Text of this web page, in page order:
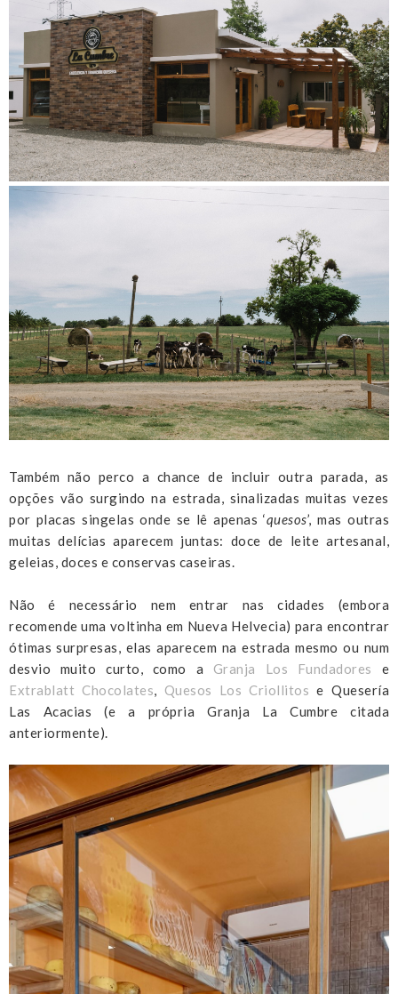
Também não perco a chance de incluir outra parada, as
opções vão surgindo na estrada, sinalizadas muitas vezes
por placas singelas onde se lê apenas ‘quesos’, mas outras
muitas delícias aparecem juntas: doce de leite artesanal,
geleias, doces e conservas caseiras.
Não é necessário nem entrar nas cidades (embora
recomende uma voltinha em Nueva Helvecia) para encontrar
ótimas surpresas, elas aparecem na estrada mesmo ou num
desvio muito curto, como a Granja Los Fundadores e
Extrablatt Chocolates
Quesos Los Criollitos e Quesería
Las Acacias (e a própria Granja La Cumbre citada
anteriormente).